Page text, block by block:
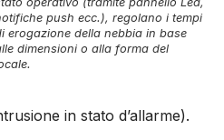
push ecc.), regolano i tempi
erogazione della nebbia in base
dimensioni o alla forma del
in stato d’allarme).